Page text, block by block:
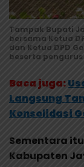
Tampak Bupati
bersama Ketua
dan Ketua DPD
beserta
Baca juga:
Langsung
Konsolidasi
Sementara
Kabupaten